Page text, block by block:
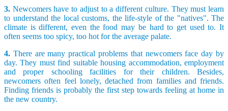
3. Newcomers have to adjust to a different culture. They must learn
to understand the local customs, the life-style of the "natives". The
climate is different, even the food may be hard to get used to. It
often seems too spicy, too hot for the average palate.
4. There are many practical problems that newcomers face day by
day. They must find suitable housing accommodation, employment
and proper schooling facilities for their children. Besides,
newcomers often feel lonely, detached from families and friends.
Finding friends is probably the first step towards feeling at home in
the new country.